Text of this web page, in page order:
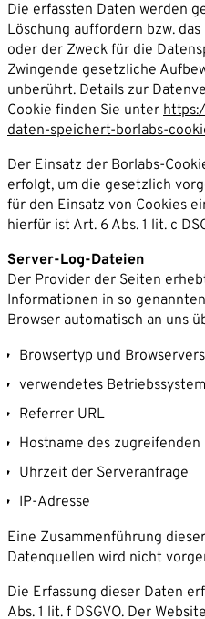
Die erfassten Daten werden
Löschung auffordern bzw.
oder der Zweck für die
Zwingende gesetzliche
unberührt. Details zur
Cookie finden Sie unter
daten-speichert-borlabs-
Der Einsatz der Borlabs-
erfolgt, um die gesetzlich
für den Einsatz von Cookies
hierfür ist Art. 6 Abs. 1 lit. c
Server-Log-Dateien
Der Provider der Seiten
Informationen in so
Browser automatisch an uns
Browsertyp und
verwendetes Betriebssystem
Referrer URL
Hostname des zugreifenden
Uhrzeit der Serveranfrage
IP-Adresse
Eine Zusammenführung
Datenquellen wird nicht
Die Erfassung dieser Daten
Abs. 1 lit. f DSGVO. Der